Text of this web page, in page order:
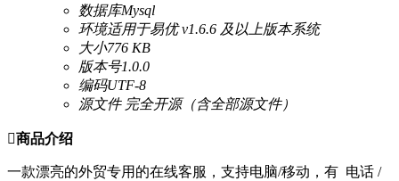
数据库Mysql
环境适用于易优 v1.6.6 及以上版本系统
大小776 KB
版本号1.0.0
编码UTF-8
源文件完全开源（含全部源文件）
商品介绍
一款漂亮的外贸专用的在线客服，支持电脑/移动，有 电话 /